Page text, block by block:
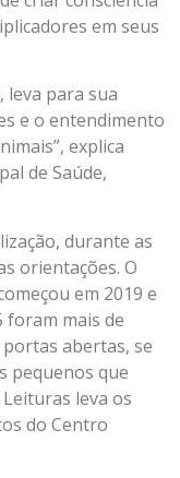
em seus
leva para sua
e o entendimento
explica
de Saúde,
durante as
orientações. O
em 2019 e
foram mais de
abertas, se
pequenos que
leva os
do Centro